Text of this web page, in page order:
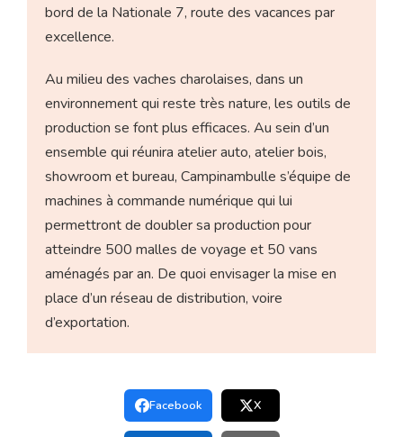
bord de la Nationale 7, route des vacances par
excellence.
Au milieu des vaches charolaises, dans un
environnement qui reste très nature, les outils de
production se font plus efficaces. Au sein d’un
ensemble qui réunira atelier auto, atelier bois,
showroom et bureau, Campinambulle s’équipe de
machines à commande numérique qui lui
permettront de doubler sa production pour
atteindre 500 malles de voyage et 50 vans
aménagés par an. De quoi envisager la mise en
place d’un réseau de distribution, voire
d’exportation.
Facebook X